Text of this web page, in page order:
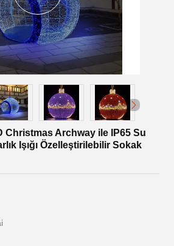
Christmas Archway ile IP65 Su
Işığı Özelleştirilebilir Sokak